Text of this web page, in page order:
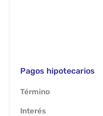
Pagos hipotecarios
Término
Interés